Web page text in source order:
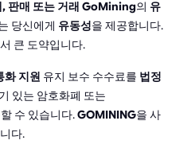
판매 또는 거래 GoMining의 유
당신에게 유동성을 제공합니다.
큰 도약입니다.
화 지원 유지 보수 수수료를 법정
있는 암호화폐 또는
수 있습니다.GOMINING을 사
다.